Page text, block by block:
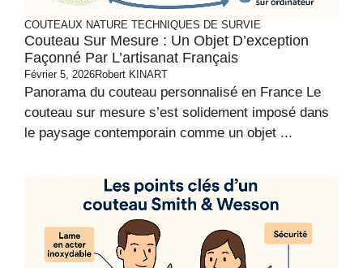
COUTEAUX NATURE TECHNIQUES DE SURVIE
Couteau Sur Mesure : Un Objet D’exception
Façonné Par L’artisanat Français
Février 5, 2026Robert KINART
Panorama du couteau personnalisé en France Le
couteau sur mesure s’est solidement imposé dans
le paysage contemporain comme un objet ...